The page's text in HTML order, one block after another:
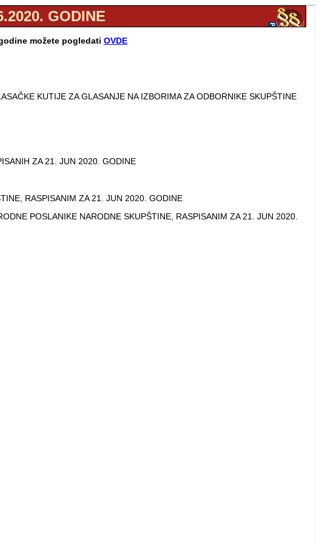
GODINE
možete pogledati OVDE
KUTIJE ZA GLASANJE NA IZBORIMA ZA ODBORNIKE SKUPŠTINE
ZA 21. JUN 2020. GODINE
RASPISANIM ZA 21. JUN 2020. GODINE
POSLANIKE NARODNE SKUPŠTINE, RASPISANIM ZA 21. JUN 2020.